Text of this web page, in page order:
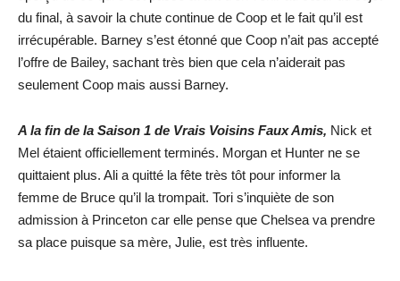
du final, à savoir la chute continue de Coop et le fait qu’il est
irrécupérable. Barney s’est étonné que Coop n’ait pas accepté
l’offre de Bailey, sachant très bien que cela n’aiderait pas
seulement Coop mais aussi Barney.
A la fin de la Saison 1 de Vrais Voisins Faux Amis, Nick et
Mel étaient officiellement terminés. Morgan et Hunter ne se
quittaient plus. Ali a quitté la fête très tôt pour informer la
femme de Bruce qu’il la trompait. Tori s’inquiète de son
admission à Princeton car elle pense que Chelsea va prendre
sa place puisque sa mère, Julie, est très influente.